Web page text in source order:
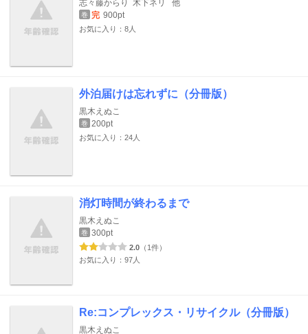
志々藤からり 木下ネリ 他
巻 完 900pt
お気に入り：8人
外泊届けは忘れずに（分冊版）
黒木えぬこ
巻 200pt
お気に入り：24人
消灯時間が終わるまで
黒木えぬこ
巻 300pt
2.0 （1件）
お気に入り：97人
Re:コンプレックス・リサイクル（分冊版）
黒木えぬこ